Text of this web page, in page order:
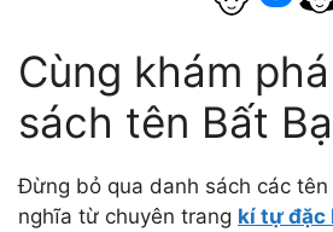
Cùng khám
sách tên Bất
Đừng bỏ qua danh sách các
nghĩa từ chuyên trang kí tự đặc